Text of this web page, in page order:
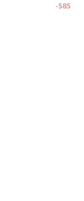
-585
-